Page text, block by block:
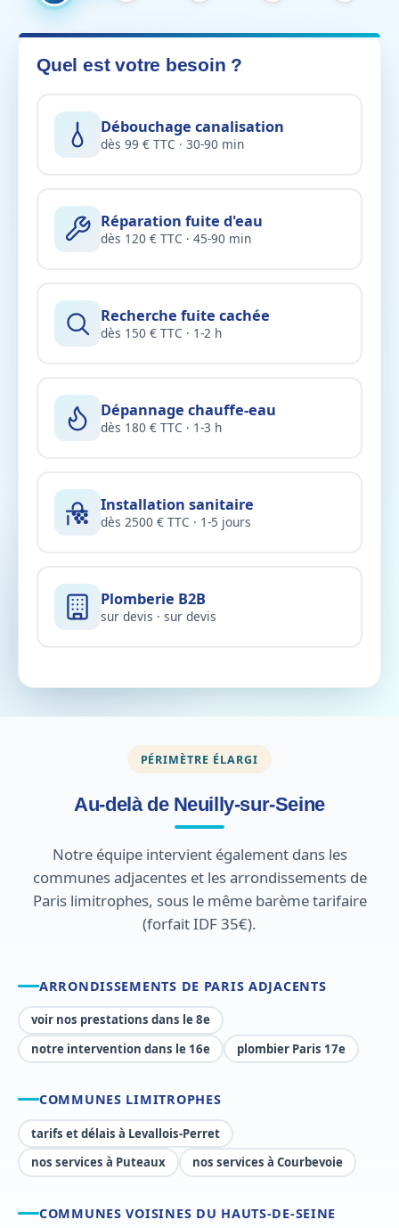
Quel est votre besoin ?
Débouchage canalisation
dès 99 € TTC · 30-90 min
Réparation fuite d'eau
dès 120 € TTC · 45-90 min
Recherche fuite cachée
dès 150 € TTC · 1-2 h
Dépannage chauffe-eau
dès 180 € TTC · 1-3 h
Installation sanitaire
dès 2500 € TTC · 1-5 jours
Plomberie B2B
sur devis · sur devis
PÉRIMÈTRE ÉLARGI
Au-delà de Neuilly-sur-Seine
Notre équipe intervient également dans les
communes adjacentes et les arrondissements de
Paris limitrophes, sous le même barème tarifaire
(forfait IDF 35€).
ARRONDISSEMENTS DE PARIS ADJACENTS
voir nos prestations dans le 8e
notre intervention dans le 16e
plombier Paris 17e
COMMUNES LIMITROPHES
tarifs et délais à Levallois-Perret
nos services à Puteaux
nos services à Courbevoie
COMMUNES VOISINES DU HAUTS-DE-SEINE